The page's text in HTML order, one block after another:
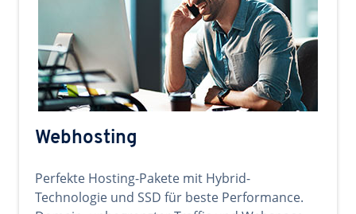
Webhosting
Perfekte Hosting-Pakete mit Hybrid-
Technologie und SSD für beste Performance.